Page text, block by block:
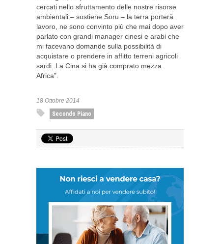
cercati nello sfruttamento delle nostre risorse
ambientali – sostiene Soru – la terra porterà
lavoro, ne sono convinto più che mai dopo aver
parlato con grandi manager cinesi e arabi che
mi facevano domande sulla possibilità di
acquistare o prendere in affitto terreni agricoli
sardi. La Cina si ha già comprato mezza
Africa”.
18 Ottobre 2014
Secondo Piano